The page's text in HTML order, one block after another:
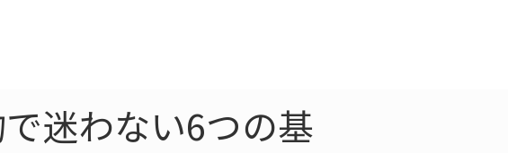
迷わない6つの基